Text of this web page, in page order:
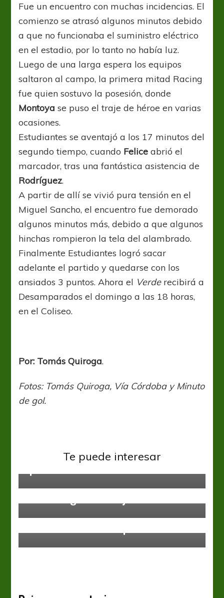
Fue un encuentro con muchas incidencias. El
comienzo se atrasó algunos minutos debido
a que no funcionaba el suministro eléctrico
en el estadio, por lo tanto no había luz.
Luego de una larga espera los equipos
saltaron al campo, la primera mitad Racing
fue quien sostuvo la posesión, donde
Montoya se puso el traje de héroe en varias
ocasiones.
Estudiantes se aventajó a los 17 minutos del
segundo tiempo, cuando Felice abrió el
marcador, tras una fantástica asistencia de
Rodríguez.
A partir de allí se vivió pura tensión en el
Miguel Sancho, el encuentro fue demorado
algunos minutos más, debido a que algunos
hinchas rompieron la tela del alambrado.
Finalmente Estudiantes logró sacar
adelante el partido y quedarse con los
ansiados 3 puntos. Ahora el Verderecibirá a
Desamparados el domingo a las 18 horas,
en el Coliseo.
Por: Tomás Quiroga.
Fotos: Tomás Quiroga, Vía Córdoba y Minuto
de gol.
Te puede interesar
Chaco no pudo con Madryn y